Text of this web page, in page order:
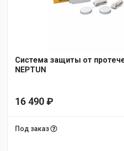
Система защиты от
NEPTUN
16 490 ₽
Под заказ